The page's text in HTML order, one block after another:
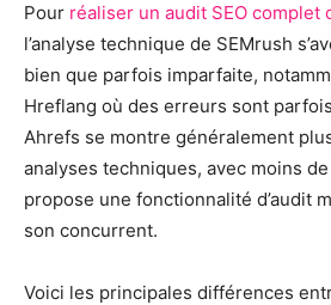
Pour réaliser un audit SEO complet
l’analyse technique de SEMrush
bien que parfois imparfaite,
Hreflang où des erreurs sont
Ahrefs se montre généralement
analyses techniques, avec moins
propose une fonctionnalité d’audit
son concurrent.
Voici les principales différences